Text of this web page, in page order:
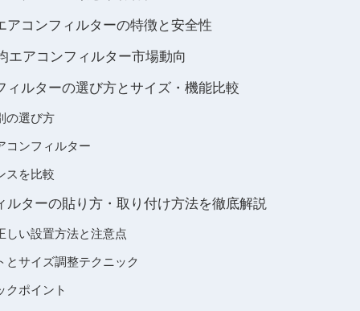
アコンフィルターの特徴と安全性
エアコンフィルター市場動向
ィルターの選び方とサイズ・機能比較
の選び方
コンフィルター
スを比較
ルターの貼り方・取り付け方法を徹底解説
しい設置方法と注意点
とサイズ調整テクニック
クポイント